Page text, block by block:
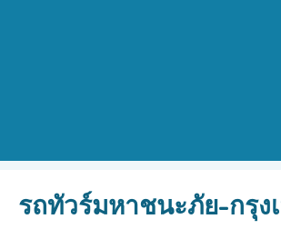
รถทัวร์มหาชนะภัย-กรุง